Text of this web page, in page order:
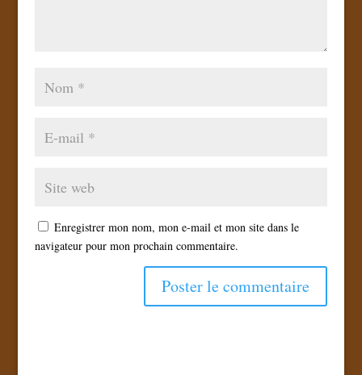
Enregistrer mon nom, mon e-mail et mon site dans le
navigateur pour mon prochain commentaire.